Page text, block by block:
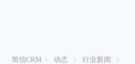
简信CRM > 动态 > 行业新闻 >